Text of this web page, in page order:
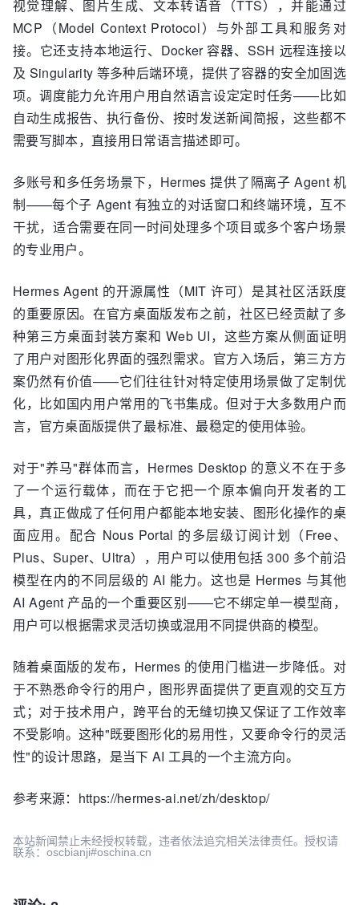
视觉理解、图片生成、文本转语音（TTS），并能通过
MCP（Model Context Protocol）与外部工具和服务对
接。它还支持本地运行、Docker 容器、SSH 远程连接以
及 Singularity 等多种后端环境，提供了容器的安全加固选
项。调度能力允许用户用自然语言设定定时任务——比如
自动生成报告、执行备份、按时发送新闻简报，这些都不
需要写脚本，直接用日常语言描述即可。
多账号和多任务场景下，Hermes 提供了隔离子 Agent 机
制——每个子 Agent 有独立的对话窗口和终端环境，互不
干扰，适合需要在同一时间处理多个项目或多个客户场景
的专业用户。
Hermes Agent 的开源属性（MIT 许可）是其社区活跃度
的重要原因。在官方桌面版发布之前，社区已经贡献了多
种第三方桌面封装方案和 Web UI，这些方案从侧面证明
了用户对图形化界面的强烈需求。官方入场后，第三方方
案仍然有价值——它们往往针对特定使用场景做了定制优
化，比如国内用户常用的飞书集成。但对于大多数用户而
言，官方桌面版提供了最标准、最稳定的使用体验。
对于"养马"群体而言，Hermes Desktop 的意义不在于多
了一个运行载体，而在于它把一个原本偏向开发者的工
具，真正做成了任何用户都能本地安装、图形化操作的桌
面应用。配合 Nous Portal 的多层级订阅计划（Free、
Plus、Super、Ultra），用户可以使用包括 300 多个前沿
模型在内的不同层级的 AI 能力。这也是 Hermes 与其他
AI Agent 产品的一个重要区别——它不绑定单一模型商，
用户可以根据需求灵活切换或混用不同提供商的模型。
随着桌面版的发布，Hermes 的使用门槛进一步降低。对
于不熟悉命令行的用户，图形界面提供了更直观的交互方
式；对于技术用户，跨平台的无缝切换又保证了工作效率
不受影响。这种"既要图形化的易用性，又要命令行的灵活
性"的设计思路，是当下 AI 工具的一个主流方向。
参考来源：https://hermes-ai.net/zh/desktop/
本站新闻禁止未经授权转载，违者依法追究相关法律责任。授权请
联系：oscbianji#oschina.cn